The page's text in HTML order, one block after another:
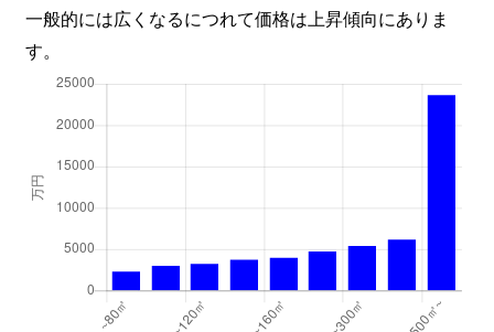
一般的には広くなるにつれて価格は上昇傾向にありま
す。